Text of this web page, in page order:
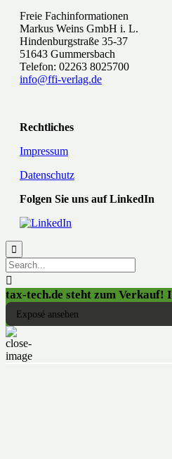
Freie Fachinformationen
Markus Weins GmbH i. L.
Hindenburgstraße 35-37
51643 Gummersbach
Telefon: 02263 8025700
info@ffi-verlag.de
Rechtliches
Impressum
Datenschutz
Folgen Sie uns auf LinkedIn


tax-tech.de steht zum Verkauf!
Exposé ansehen